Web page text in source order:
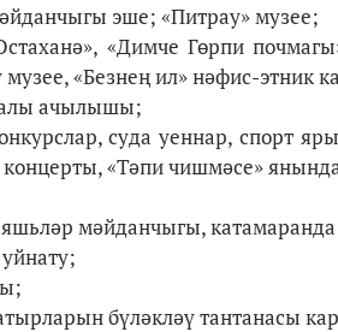
эше; «Питрау» музее;
«Димче Гөрпи
«Безнең ил» нәфис-этник
ачылышы;
суда уеннар, спорт
концерты, «Тәпи чишмәсе»
мәйданчыгы,
бүләкләү тантанасы